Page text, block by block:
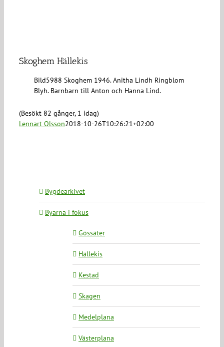
Skoghem Hällekis
Bild5988 Skoghem 1946. Anitha Lindh Ringblom
Blyh. Barnbarn till Anton och Hanna Lind.
(Besökt 82 gånger, 1 idag)
Lennart Olsson2018-10-26T10:26:21+02:00
Bygdearkivet
Byarna i fokus
Gössäter
Hällekis
Kestad
Skagen
Medelplana
Västerplana